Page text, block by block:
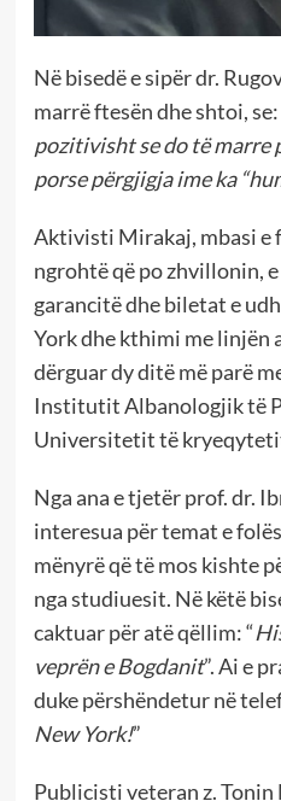
Në bisedë e sipër dr.
marrë ftesën dhe shtoi, se:
pozitivisht se do të marre
porse përgjigja ime ka
Aktivisti Mirakaj, mbasi e
ngrohtë që po zhvillonin,
garancitë dhe biletat e
York dhe kthimi me linjën
dërguar dy ditë më parë
Institutit Albanologjik të
Universitetit të
Nga ana e tjetër prof. dr.
interesua për temat e
mënyrë që të mos kishte
nga studiuesit. Në këtë
caktuar për atë qëllim: “
veprën e Bogdanit”. Ai e
duke përshëndetur në
New York!”
Publicisti veteran z.